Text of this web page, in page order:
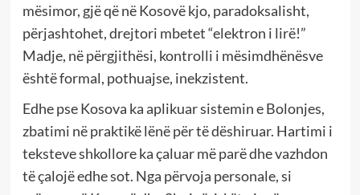
mësimor, gjë që në Kosovë kjo, paradoksalisht,
përjashtohet, drejtori mbetet “elektron i lirë!”
Madje, në përgjithësi, kontrolli i mësimdhënësve
është formal, pothuajse, inekzistent.
Edhe pse Kosova ka aplikuar sistemin e Bolonjes,
zbatimi në praktikë lënë për të dëshiruar. Hartimi i
teksteve shkollore ka çaluar më parë dhe vazhdon
të çalojë edhe sot. Nga përvoja personale, si